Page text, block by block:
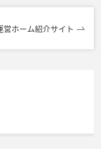
営ホーム紹介サイト